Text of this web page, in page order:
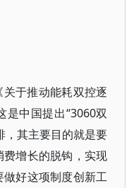
于推动能耗双控逐
是中国提出“3060双
，其主要目的就是要
增长的脱钩，实现
好这项制度创新工